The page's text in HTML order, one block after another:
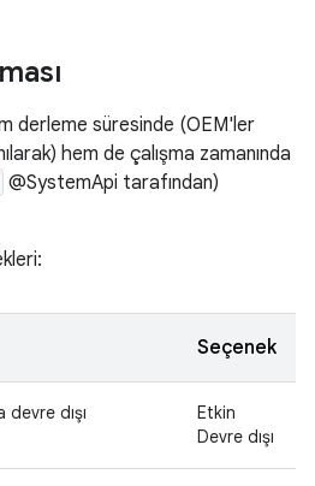
derleme süresinde (OEM'ler
hem de çalışma zamanında
@SystemApi tarafından)
Seçenek
dışı
Etkin
Devre dışı